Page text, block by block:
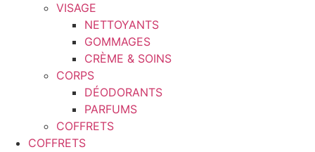
VISAGE
NETTOYANTS
GOMMAGES
CRÈME & SOINS
CORPS
DÉODORANTS
PARFUMS
COFFRETS
COFFRETS